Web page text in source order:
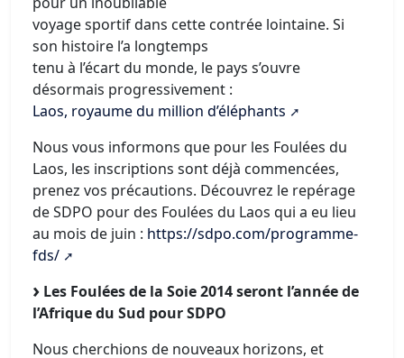
voyage sportif dans cette contrée lointaine. Si
son histoire l’a longtemps
tenu à l’écart du monde, le pays s’ouvre
désormais progressivement :
Laos, royaume du million d’éléphants
Nous vous informons que pour les Foulées du
Laos, les inscriptions sont déjà commencées,
prenez vos précautions. Découvrez le repérage
de SDPO pour des Foulées du Laos qui a eu lieu
au mois de juin : https://sdpo.com/programme-
fds/
Les Foulées de la Soie 2014 seront l’année de
l’Afrique du Sud pour SDPO
Nous cherchions de nouveaux horizons, et